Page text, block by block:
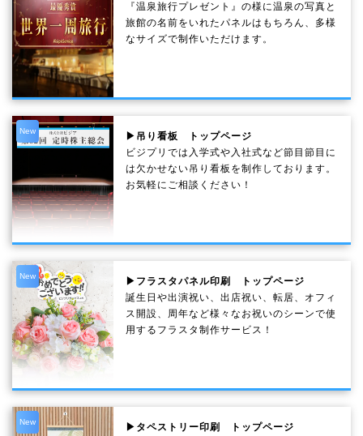
『温泉旅行プレゼント』の様に温泉の写真と
旅館の名前をいれたパネルはもちろん、多様
なサイズで制作いただけます。
New
▶吊り看板 トップページ
ビジプリでは入学式や入社式など節目節目に
は欠かせない吊り看板を制作しております。
お気軽にご相談ください！
New
▶フラスタパネル印刷 トップページ
誕生日や出演祝い、出店祝い、転居、オフィ
ス開設、周年など様々なお祝いのシーンで使
用するフラスタ制作サービス！
New
▶タペストリー印刷 トップページ